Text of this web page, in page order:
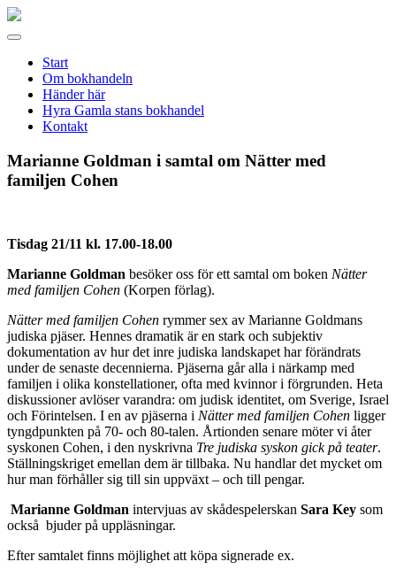
Gamla
Meny
Start
Om bokhandeln
Händer här
Hyra Gamla stans bokhandel
Kontakt
Marianne Goldman i samtal om Nätter med
familjen Cohen
Tisdag 21/11 kl. 17.00-18.00
Marianne Goldman besöker oss för ett samtal om boken Nätter
med familjen Cohen (Korpen förlag).
Nätter med familjen Cohen rymmer sex av Marianne Goldmans
judiska pjäser. Hennes dramatik är en stark och subjektiv
dokumentation av hur det inre judiska landskapet har förändrats
under de senaste decennierna. Pjäserna går alla i närkamp med
familjen i olika konstellationer, ofta med kvinnor i förgrunden. Heta
diskussioner avlöser varandra: om judisk identitet, om Sverige, Israel
och Förintelsen. I en av pjäserna i Nätter med familjen Cohen ligger
tyngdpunkten på 70- och 80-talen. Årtionden senare möter vi åter
syskonen Cohen, i den nyskrivna Tre judiska syskon gick på teater.
Ställningskriget emellan dem är tillbaka. Nu handlar det mycket om
hur man förhåller sig till sin uppväxt – och till pengar.
Marianne Goldman intervjuas av skådespelerskan Sara Key som
också bjuder på uppläsningar.
Efter samtalet finns möjlighet att köpa signerade ex.